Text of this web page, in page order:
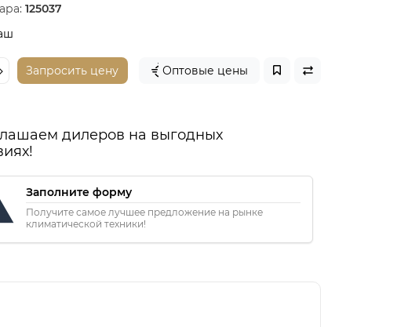
125037
Запросить цену Оптовые цены
дилеров на выгодных
Заполните форму
Получите самое лучшее предложение на рынке
климатической техники!